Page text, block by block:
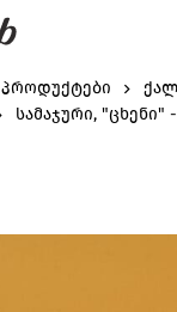
პროდუქტები
სამაჯური, "ცხენი"